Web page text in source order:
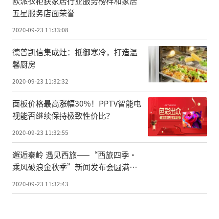
伴，都应该听过菲斯曼这个品牌。自从1997
年进入中国市场以来，菲斯曼不仅仅是把德
国的先进生产工艺引入国内，而且还会针对
中国用户进行针对性的产品开发，更适合国
举例来说，菲斯曼的冷凝燃气采暖热水
炉有不同的供热输出型号，可根据每个家庭
的实际需求选择产品，更重要的是，冷凝技
术可以让供热锅炉的热效率达到108%，实现
真正的经济型采暖，避免了之前有些人提出
曼还对生活用水忽冷忽热的问题进行了技术
五星服务店面荣誉
2020-09-23 11:33:08
德普凯信集成灶：抵御寒冷，打造温
馨厨房
2020-09-23 11:32:32
面板价格最高涨幅30%！PPTV智能电
视能否继续保持极致性价比？
2020-09-23 11:32:55
邂逅秦岭 遇见西旅——“西旅四季·
乘风破浪金秋季”新闻发布会圆满举
2020-09-23 11:32:43